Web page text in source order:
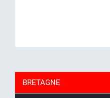
BRETAGNE